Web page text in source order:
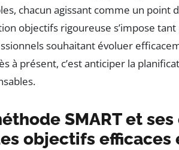
chacun agissant comme un point
objectifs rigoureuse s’impose
souhaitant évoluer
à présent, c’est anticiper la
SMART et
objectifs efficaces